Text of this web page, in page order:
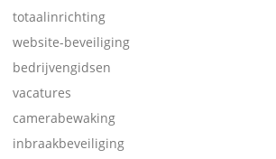
totaalinrichting
website-beveiliging
bedrijvengidsen
vacatures
camerabewaking
inbraakbeveiliging